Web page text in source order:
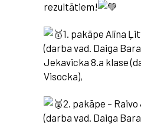
rezultātiem!
1. pakāpe Alīna
(darba vad. Daiga
Jekavicka 8.a klase
Visocka),
2. pakāpe –
(darba vad. Daiga